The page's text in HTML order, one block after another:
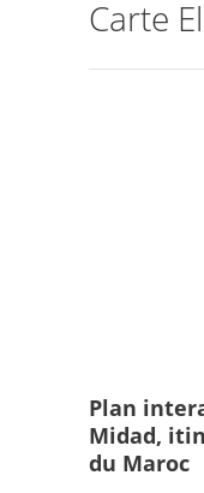
Carte
Plan
Midad,
du Maroc